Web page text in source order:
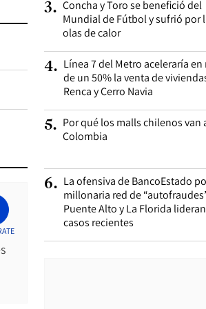
3. Concha y Toro se benefició del
Mundial de Fútbol y sufrió por
olas de calor
4. Línea 7 del Metro aceleraría en
de un 50% la venta de
Renca y Cerro Navia
5. Por qué los malls chilenos van
Colombia
6. La ofensiva de BancoEstado
millonaria red de
Puente Alto y La Florida
casos recientes